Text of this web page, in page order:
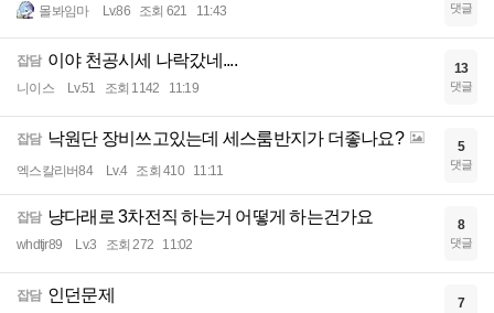
몰봐임마 Lv.86 조회 621 11:43 댓글
잡담 이야 천공시세 나락갔네....
니이스 Lv.51 조회 1142 11:19
13
댓글
잡담 낙원단 장비쓰고있는데 세스룸반지가 더좋나요?
엑스칼리버84 Lv.4 조회 410 11:11
5
댓글
잡담 냥다래로 3차전직 하는거 어떻게 하는건가요
whdtjr89 Lv.3 조회 272 11:02
8
댓글
잡담 인던문제 7